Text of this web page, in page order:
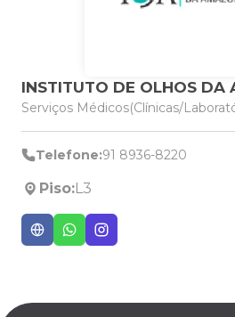
INSTITUTO DE OLHOS DA
Serviços Médicos(Clínicas/
Telefone:91 8936-8220
Piso:L3